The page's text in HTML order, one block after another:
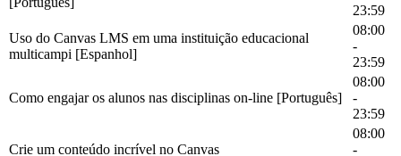
23:59
Uso do Canvas LMS em uma instituição educacional
multicampi [Espanhol]
08:00
-
23:59
Como engajar os alunos nas disciplinas on-line [Português]
08:00
-
23:59
Crie um conteúdo incrível no Canvas
08:00
-